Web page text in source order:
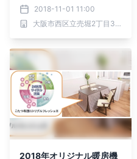
上旬より新発売 ～ラジ
オ番組や音声など最大260
時間録音可能～
2018-11-01 11:00
大阪市西区立売堀2丁目3番16号 株式会社山善 (証券コード：8051)
2018年オリジナル暖房機